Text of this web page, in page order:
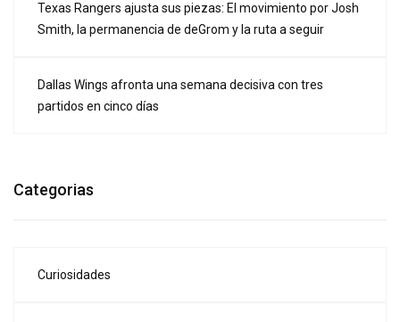
Texas Rangers ajusta sus piezas: El movimiento por Josh
Smith, la permanencia de deGrom y la ruta a seguir
Dallas Wings afronta una semana decisiva con tres
partidos en cinco días
Categorias
Curiosidades